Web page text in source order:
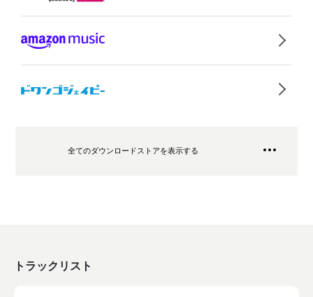
全てのダウンロードストアを表示する
トラックリスト